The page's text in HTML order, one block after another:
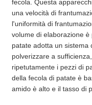
fecola. Questa
una velocità di
l'uniformità di
volume di elaborazione
patate adotta un sistema
polverizzare a
ripetutamente i pezzi di
della fecola di patate è
amido è alto e il tasso di